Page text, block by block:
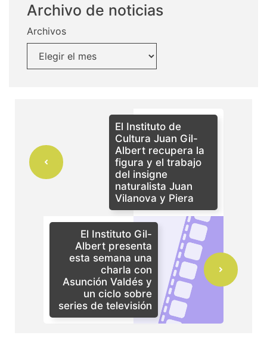
Archivo de noticias
Archivos
El Instituto de
Cultura Juan Gil-
Albert recupera la
figura y el trabajo
del insigne
naturalista Juan
Vilanova y Piera
El Instituto Gil-
Albert presenta
esta semana una
charla con
Asunción Valdés y
un ciclo sobre
series de televisión